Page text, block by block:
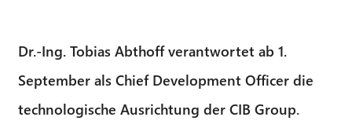
Dr.-Ing. Tobias Abthoff verantwortet ab 1.
September als Chief Development Officer die
technologische Ausrichtung der CIB Group.